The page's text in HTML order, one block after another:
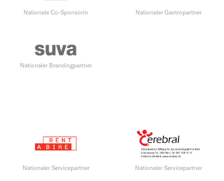
Nationale Co-Sponsorin Nationaler Gastropartner
Nationaler Brandingpartner
Nationaler Servicepartner Nationaler Servicepartner